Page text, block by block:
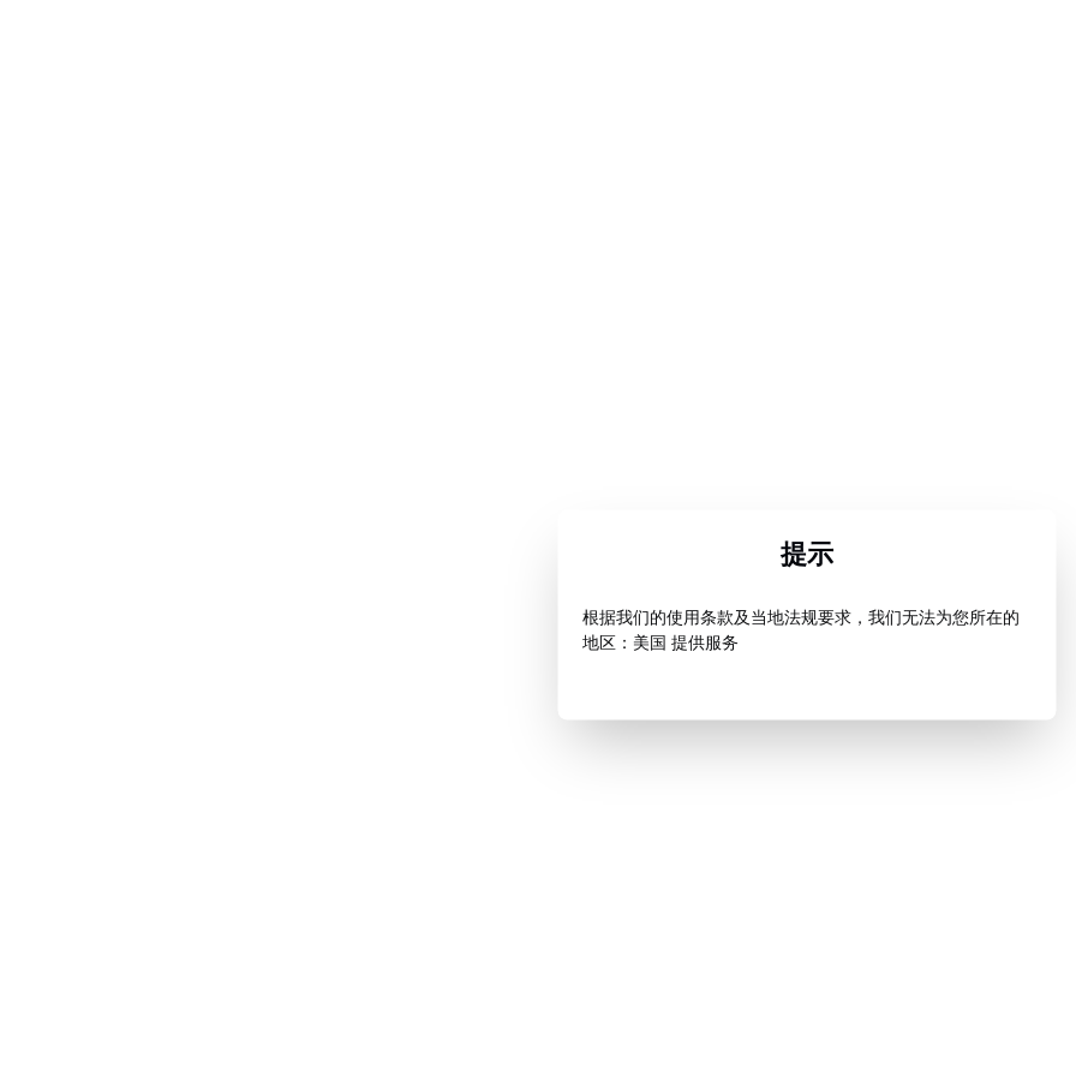
提示
根据我们的使用条款及当地法规要求，我们无法为您所在的
地区：美国 提供服务